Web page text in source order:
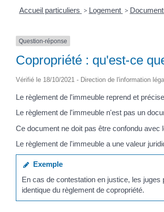
Accueil particuliers > Logement >
Question-réponse
Copropriété : qu'est-ce
Vérifié le 18/10/2021 - Direction de l'information
Le règlement de l'immeuble reprend et
Le règlement de l'immeuble n'est pas un
Ce document ne doit pas être confondu avec
Le règlement de l'immeuble a une valeur
Exemple
En cas de contestation en justice, les
identique du règlement de copropriété.